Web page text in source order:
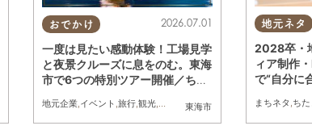
カップル ,友人
おでかけ
東海市
2026.07.01
一度は見たい感動体験！工場見学
と夜景クルーズに息をのむ。東海
市で6つの特別ツアー開催／ちた
地元企業,イベント ,旅行,観光,アウトドア,ちたまる広告,親子,夫婦,家
地元ネタ
2028卒・
ィア制作
で“自分に
まちネタ ,ち